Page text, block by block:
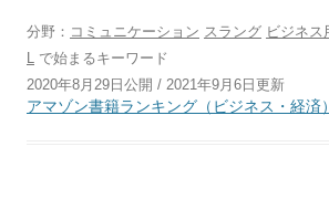
分野： コミュニケーション スラング ビジネス
L で始まるキーワード
2020年8月29日公開 / 2021年9月6日更新
アマゾン書籍ランキング（ビジネス・経済